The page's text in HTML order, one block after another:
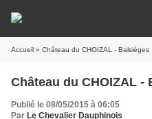
Accueil » Château du CHOIZAL - Balsièges
Château du CHOIZAL -
Publié le 08/05/2015 à 06:05
Par Le Chevalier Dauphinois